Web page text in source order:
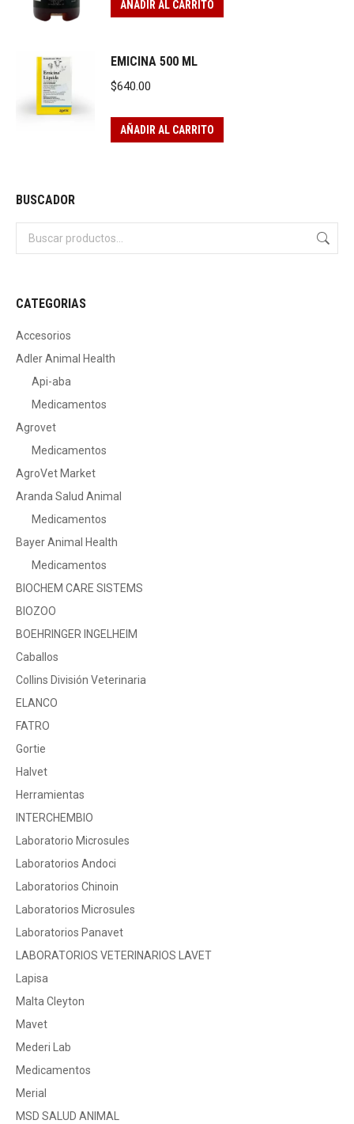
AÑADIR AL CARRITO
EMICINA 500 ML
$640.00
AÑADIR AL CARRITO
BUSCADOR
CATEGORIAS
Accesorios
Adler Animal Health
Api-aba
Medicamentos
Agrovet
Medicamentos
AgroVet Market
Aranda Salud Animal
Medicamentos
Bayer Animal Health
Medicamentos
BIOCHEM CARE SISTEMS
BIOZOO
BOEHRINGER INGELHEIM
Caballos
Collins División Veterinaria
ELANCO
FATRO
Gortie
Halvet
Herramientas
INTERCHEMBIO
Laboratorio Microsules
Laboratorios Andoci
Laboratorios Chinoin
Laboratorios Microsules
Laboratorios Panavet
LABORATORIOS VETERINARIOS LAVET
Lapisa
Malta Cleyton
Mavet
Mederi Lab
Medicamentos
Merial
MSD SALUD ANIMAL